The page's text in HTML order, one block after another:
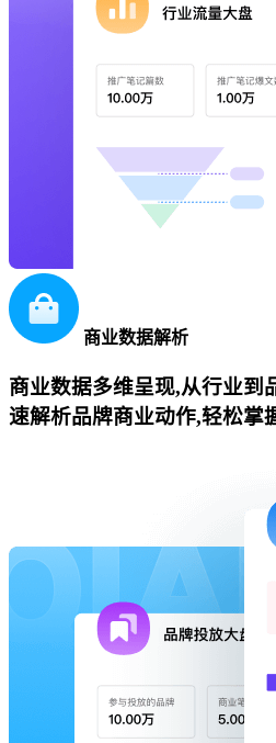
商业数据解析
商业数据多维呈现,从行业到
速解析品牌商业动作,轻松掌